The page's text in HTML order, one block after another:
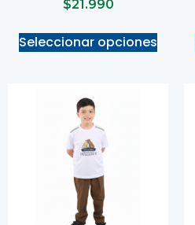
$21.990
Seleccionar opciones